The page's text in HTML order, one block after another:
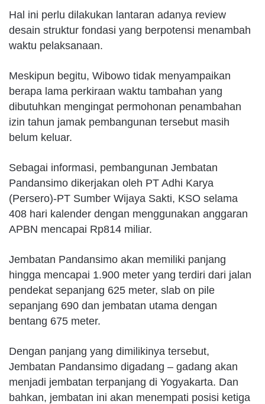
Hal ini perlu dilakukan lantaran adanya review
desain struktur fondasi yang berpotensi menambah
waktu pelaksanaan.
Meskipun begitu, Wibowo tidak menyampaikan
berapa lama perkiraan waktu tambahan yang
dibutuhkan mengingat permohonan penambahan
izin tahun jamak pembangunan tersebut masih
belum keluar.
Sebagai informasi, pembangunan Jembatan
Pandansimo dikerjakan oleh PT Adhi Karya
(Persero)-PT Sumber Wijaya Sakti, KSO selama
408 hari kalender dengan menggunakan anggaran
APBN mencapai Rp814 miliar.
Jembatan Pandansimo akan memiliki panjang
hingga mencapai 1.900 meter yang terdiri dari jalan
pendekat sepanjang 625 meter, slab on pile
sepanjang 690 dan jembatan utama dengan
bentang 675 meter.
Dengan panjang yang dimilikinya tersebut,
Jembatan Pandansimo digadang – gadang akan
menjadi jembatan terpanjang di Yogyakarta. Dan
bahkan, jembatan ini akan menempati posisi ketiga